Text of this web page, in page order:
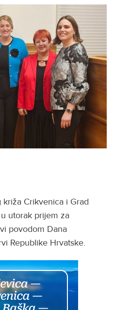
Crikvenica i Grad
utorak prijem za
povodom Dana
Republike Hrvatske.